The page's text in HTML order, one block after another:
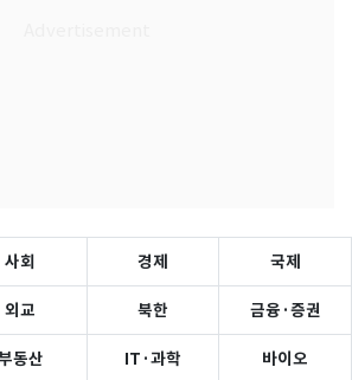
사회 경제 국제
외교 북한 금융·증권
동산 IT·과학 바이오